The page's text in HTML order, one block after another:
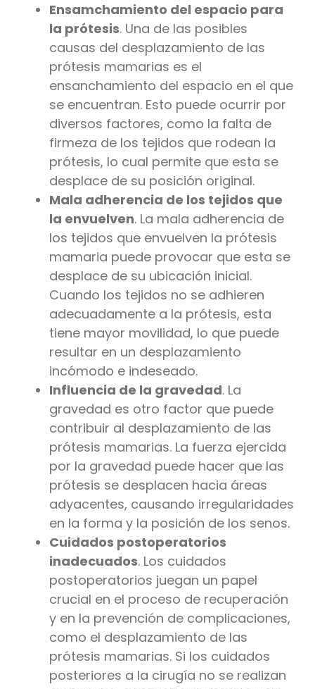
Ensamchamiento del espacio para
la prótesis. Una de las posibles
causas del desplazamiento de las
prótesis mamarias es el
ensanchamiento del espacio en el que
se encuentran. Esto puede ocurrir por
diversos factores, como la falta de
firmeza de los tejidos que rodean la
prótesis, lo cual permite que esta se
desplace de su posición original.
Mala adherencia de los tejidos que
la envuelven. La mala adherencia de
los tejidos que envuelven la prótesis
mamaria puede provocar que esta se
desplace de su ubicación inicial.
Cuando los tejidos no se adhieren
adecuadamente a la prótesis, esta
tiene mayor movilidad, lo que puede
resultar en un desplazamiento
incómodo e indeseado.
Influencia de la gravedad. La
gravedad es otro factor que puede
contribuir al desplazamiento de las
prótesis mamarias. La fuerza ejercida
por la gravedad puede hacer que las
prótesis se desplacen hacia áreas
adyacentes, causando irregularidades
en la forma y la posición de los senos.
Cuidados postoperatorios
inadecuados. Los cuidados
postoperatorios juegan un papel
crucial en el proceso de recuperación
y en la prevención de complicaciones,
como el desplazamiento de las
prótesis mamarias. Si los cuidados
posteriores a la cirugía no se realizan